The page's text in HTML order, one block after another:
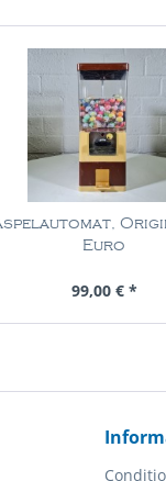
Euro
Contenu 1 Pièce
99,00 € *